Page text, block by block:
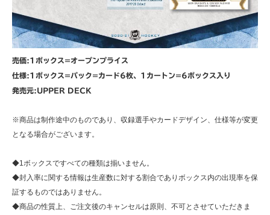
売価:1ボックス=オープンプライス
仕様:1ボックス=パック=カード6枚、1カートン=6ボックス入り
発売元:UPPER DECK
※商品は制作途中のものであり、収録選手やカードデザイン、仕様等が変更
となる場合がございます。
◆1ボックスですべての種類は揃いません。
◆封入率に関する情報は生産数に対する割合でありボックス内の出現率を保
証するものではありません。
◆商品の性質上、ご注文後のキャンセルは原則、不可とさせていただきま